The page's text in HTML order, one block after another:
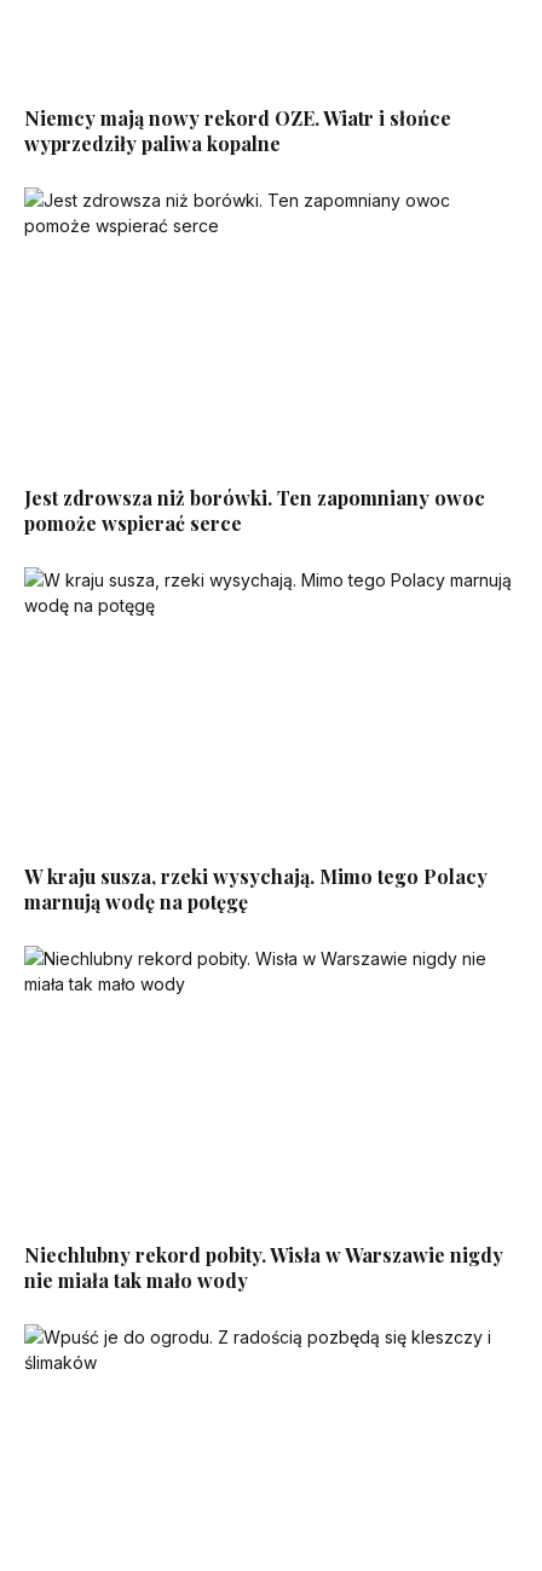
Niemcy mają nowy rekord OZE. Wiatr i słońce
wyprzedziły paliwa kopalne
Jest zdrowsza niż borówki. Ten zapomniany owoc
pomoże wspierać serce
W kraju susza, rzeki wysychają. Mimo tego Polacy
marnują wodę na potęgę
Niechlubny rekord pobity. Wisła w Warszawie nigdy
nie miała tak mało wody